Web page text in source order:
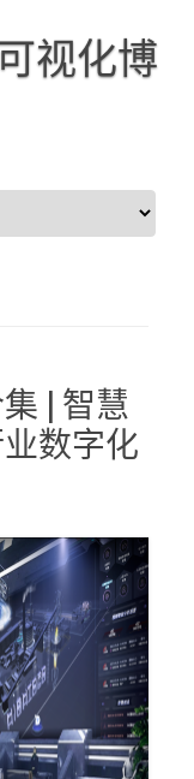
视化博
| 智慧
数字化